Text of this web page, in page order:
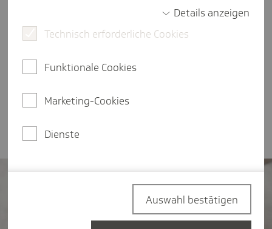
Anfang 2025 startet die elektronische
erläutert Sören Schmidt-Bodenstein, Leiter der
Mehrwert für Versicherte und medizinisches
der ePA für alle profitieren werden.
Details anzeigen
Technisch erforderliche Cookies
Funktionale Cookies
Marketing-Cookies
Dienste
Auswahl bestätigen